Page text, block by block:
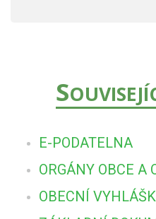
S
E-PODATELNA
ORGÁNY OBCE A
OBECNÍ